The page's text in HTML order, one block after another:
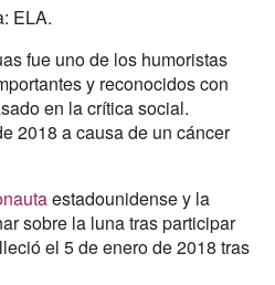
ELA.
fue uno de los humoristas
y reconocidos con
en la crítica social.
2018 a causa de un cáncer
estadounidense y la
sobre la luna tras participar
el 5 de enero de 2018 tras